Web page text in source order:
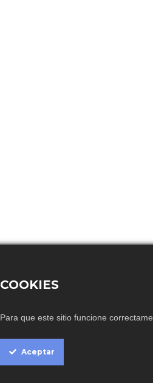
COOKIES
Para que este sitio funcione
Aceptar